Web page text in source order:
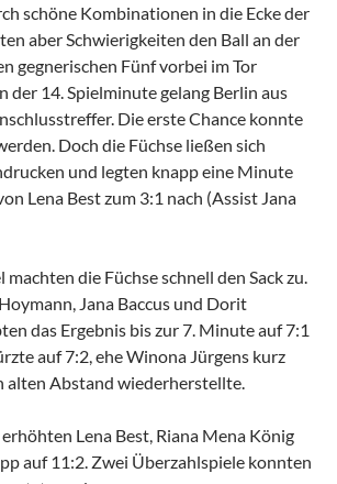
schöne Kombinationen in die Ecke der
aber Schwierigkeiten den Ball an der
gegnerischen Fünf vorbei im Tor
der 14. Spielminute gelang Berlin aus
Die erste Chance konnte
Doch die Füchse ließen sich
und legten knapp eine Minute
Lena Best zum 3:1 nach (Assist Jana
die Füchse schnell den Sack zu.
Jana Baccus und Dorit
das Ergebnis bis zur 7. Minute auf 7:1
auf 7:2, ehe Winona Jürgens kurz
alten Abstand wiederherstellte.
Lena Best, Riana Mena König
auf 11:2. Zwei Überzahlspiele konnten